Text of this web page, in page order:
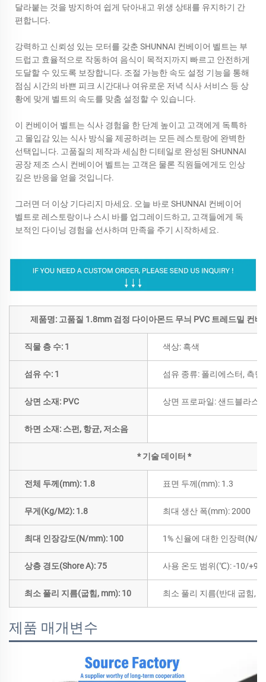
달라붙는 것을 방지하여 쉽게 닦아내고 위생 상태를 유지하기 간
편합니다.
강력하고 신뢰성 있는 모터를 갖춘 SHUNNAI 컨베이어 벨트는 부
드럽고 효율적으로 작동하여 음식이 목적지까지 빠르고 안전하게
도달할 수 있도록 보장합니다. 조절 가능한 속도 설정 기능을 통해
점심 시간의 바쁜 피크 시간대나 여유로운 저녁 식사 서비스 등 상
황에 맞게 벨트의 속도를 맞춤 설정할 수 있습니다.
이 컨베이어 벨트는 식사 경험을 한 단계 높이고 고객에게 독특하
고 몰입감 있는 식사 방식을 제공하려는 모든 레스토랑에 완벽한
선택입니다. 고품질의 제작과 세심한 디테일로 완성된 SHUNNAI
공장 제조 스시 컨베이어 벨트는 고객은 물론 직원들에게도 인상
깊은 반응을 얻을 것입니다.
그러면 더 이상 기다리지 마세요. 오늘 바로 SHUNNAI 컨베이어
벨트로 레스토랑이나 스시 바를 업그레이드하고, 고객들에게 독
보적인 다이닝 경험을 선사하며 만족을 주기 시작하세요.
제품명: 고품질 1.8mm 검정 다이아몬드 무늬 PVC 트레드밀 컨베
직물 층 수: 1 색상: 흑색
섬유 수: 1 섬유 종류: 폴리에스터, 측면
상면 소재: PVC 상면 프로파일: 샌드블라스
하면 소재: 스펀, 항균, 저소음
* 기술 데이터 *
전체 두께(mm): 1.8 표면 두께(mm): 1.3
무게(Kg/M2): 1.8 최대 생산 폭(mm): 2000
최대 인장강도(N/mm): 100 1% 신율에 대한 인장력(N/
상층 경도(Shore A): 75 사용 온도 범위(℃): -10/+90
최소 풀리 지름(굽힘, mm): 10 최소 풀리 지름(반대 굽힘,
제품 매개변수